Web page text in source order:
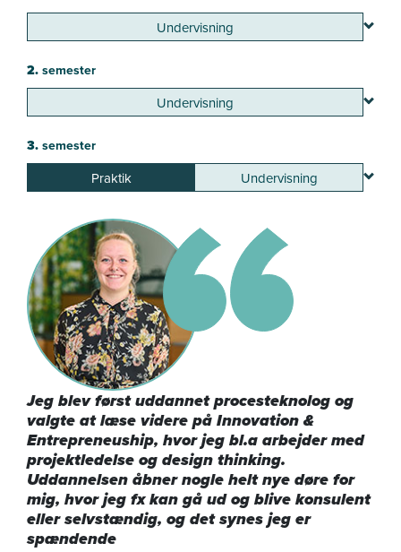
Undervisning
2.semester
Undervisning
3.semester
Praktik Undervisning
Jeg blev først uddannet procesteknolog og
valgte at læse videre på Innovation &
Entrepreneuship, hvor jeg bl.a arbejder med
projektledelse og design thinking.
Uddannelsen åbner nogle helt nye døre for
mig, hvor jeg fx kan gå ud og blive konsulent
eller selvstændig, og det synes jeg er
spændende